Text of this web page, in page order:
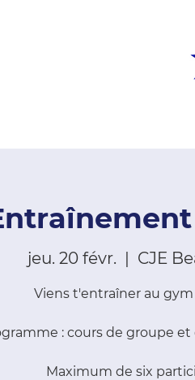
jeu. 20 févr.
  |
CJE
Viens t'entraîner au gym
: cours de groupe
Maximum de six